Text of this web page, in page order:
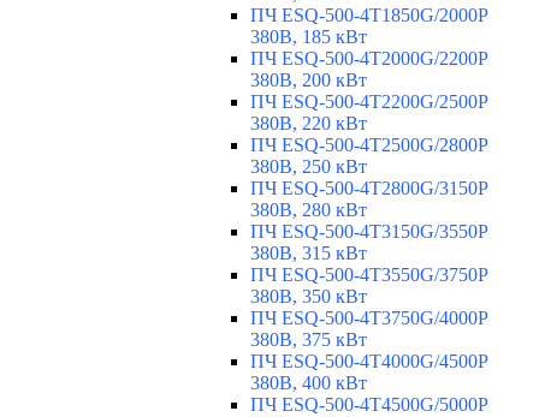
ПЧ ESQ-500-4T1850G/2000P
380В, 185 кВт
ПЧ ESQ-500-4T2000G/2200P
380В, 200 кВт
ПЧ ESQ-500-4T2200G/2500P
380В, 220 кВт
ПЧ ESQ-500-4T2500G/2800P
380В, 250 кВт
ПЧ ESQ-500-4T2800G/3150P
380В, 280 кВт
ПЧ ESQ-500-4T3150G/3550P
380В, 315 кВт
ПЧ ESQ-500-4T3550G/3750P
380В, 350 кВт
ПЧ ESQ-500-4T3750G/4000P
380В, 375 кВт
ПЧ ESQ-500-4T4000G/4500P
380В, 400 кВт
ПЧ ESQ-500-4T4500G/5000P